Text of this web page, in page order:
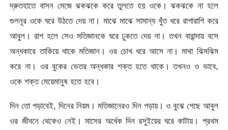
দ্রুতহাতে বাসন মেজে ঝকঝকে করে তুলতে হয় ওকে। ঝকঝকে না হলে
গুলনূর ওকে ঘরে উঠতে দেয় না। মাঝে মাঝে সামান্য খুঁত ধরে রাগারাগি করে
আবুল। রাগ হলে সেও মতিজানকে ঘরে ঢুকতে দেয় না। তখন বারান্দায় বসে
অন্ধকারে তাকিয়ে থাকে মতিজান। ওর চোখ ধরে আসে না। মাথা ঝিমঝিম
করে না। ওর বুকের ভেতর অন্ধকার শক্ত হতে থাকে। তখনও ও ভাবে,
ওকে শক্ত মেয়েমানুষ হতে হবে।
দিন তো গড়াবেই, দিনের নিয়ম। মতিজানেরও দিন গড়ায়। ও বুঝে গেছে আবুল
ওর জীবনে থেকেও নেই। মাসের অর্ধেক দিন রসুইয়ের ঘরে কাটায়। প্রথম